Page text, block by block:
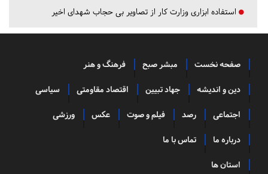
استفاده ابزاری وزارت کار از تصاویر بی حجاب شهدای اخیر
صفحه نخست مبشر صبح فرهنگ و هنر
دین و اندیشه جهاد تبیین اقتصاد مقاومتی سیاسی
اجتماعی رصد فیلم و صوت عکس ورزشی
درباره ما تماس با ما
استان ها